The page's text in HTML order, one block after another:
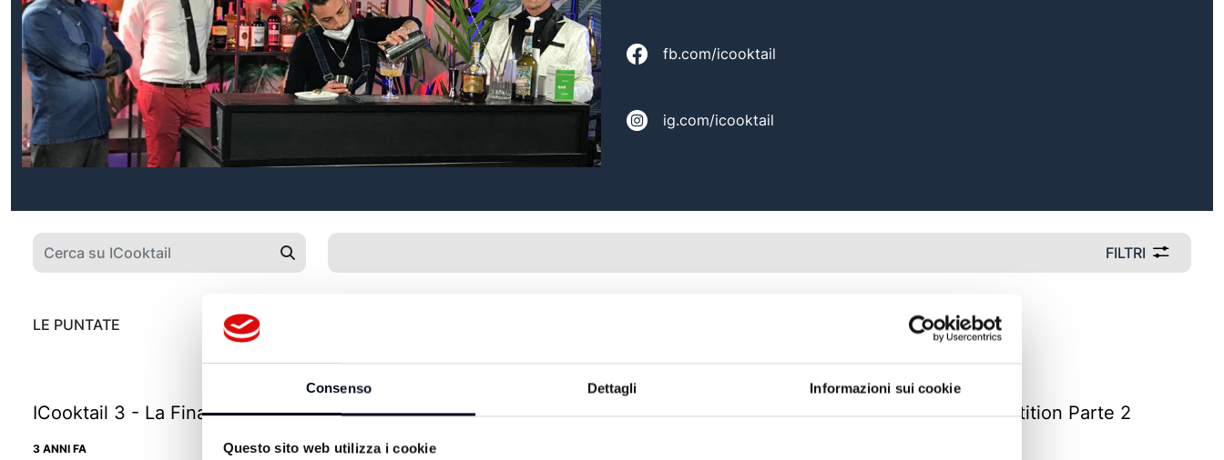
Consenso Dettagli Informazioni sui cookie
Questo sito web utilizza i cookie
fb.com/icooktail
ig.com/icooktail
FILTRI
LE PUNTATE
ICooktail 3 - La Finale
3 ANNI FA
ICooktail 3 - La Semifinale
3 ANNI FA
ICooktail 3 - La Competition Parte 2